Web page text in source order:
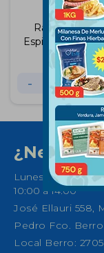
Ravioles de
Espinaca Batuk
122 $
- +
Lunes a Sábados
10:00 a 14:00
José Ellauri 558,
Pedro Fco.
Local Berro: